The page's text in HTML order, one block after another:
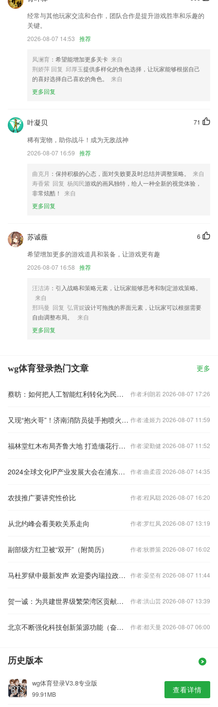
【新增】新增个人信息页面的网络连接方式；
生日导入优化
操作优化，体验更加流畅
联系我们
以上就是wg体育登录的介绍，如果您喜欢这款软件，您可以到应用商店
进行打分评论，说出您的使用经历，以帮助我们更好的对产品进行优化修
经常与其他玩家交流和合作，团队合作是提升游戏胜率和乐趣的
关键。
2026-08-07 14:53 推荐
凤澜育 ：希望能增加更多关卡 来自
荆娇萍 回复 邱厚玉提供多样化的角色选择，让玩家能够根据自己
的喜好选择自己喜欢的角色。
来自
更多回复
71
叶凝贝
稀有宠物，助你战斗！成为无敌战神
2026-08-07 16:59 推荐
曲克月 ：保持积极的心态，面对失败要及时总结并调整策略。
来自
寿香紫 回复 杨阅民游戏的画风独特，给人一种全新的视觉体验，
非常炫酷！
来自
更多回复
6
苏诚薇
希望增加更多的游戏道具和装备，让游戏更有趣
2026-08-07 16:58 推荐
汪洁涛 ：引入战略和策略元素，让玩家能够思考和制定游戏策略。
来自
邢玛曼 回复 弘霄妮设计可拖拽的界面元素，让玩家可以根据需要
自由调整布局。
来自
更多回复
wg体育登录热门文章 更多
蔡昉：如何把人工智能红利转化为民生福祉？ 作者:利朗若 2026-08-07 17:26
又现“抱火哥”！济南消防员徒手抱喷火煤气罐冲出火海 作者:逄姬力 2026-08-07 11:59
福林堂红木布局齐鲁大地 打造缅花行业强势品牌 作者:梁勤健 2026-08-07 11:52
2024全球文化IP产业发展大会在浦东召开 作者:曲柔霞 2026-08-07 14:35
农技推广要讲究性价比 作者:程风聪 2026-08-07 16:20
从北约峰会看美欧关系走向 作者:罗红凤 2026-08-07 13:19
副部级方红卫被“双开”（附简历） 作者:狄骅策 2026-08-07 16:02
马杜罗狱中最新发声 欢迎委内瑞拉政治对话 作者:晏坚有 2026-08-07 11:44
贺一诚：为共建世界级繁荣湾区贡献澳门力量 作者:洪山芸 2026-08-07 13:39
北京不断强化科技创新策源功能（奋勇争先，决战决胜“十四五”） 作者:都天曼 2026-08-07 06:00
历史版本
wg体育登录V3.8专业版
99.91MB 查看详情